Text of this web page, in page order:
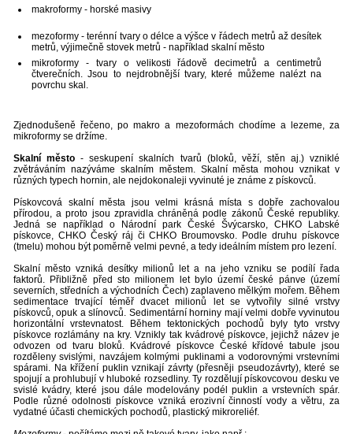
makroformy - horské masivy
mezoformy - terénní tvary o délce a výšce v řádech metrů až desítek
metrů, výjimečně stovek metrů - například skalní město
mikroformy - tvary o velikosti řádově decimetrů a centimetrů
čtverečních. Jsou to nejdrobnější tvary, které můžeme nalézt na
povrchu skal.
Zjednodušeně řečeno, po makro a mezoformách chodíme a lezeme, za
mikroformy se držíme.
Skalní město - seskupení skalních tvarů (bloků, věží, stěn aj.) vzniklé
zvětráváním nazýváme skalním městem. Skalní města mohou vznikat v
různých typech hornin, ale nejdokonaleji vyvinuté je známe z pískovců.
Pískovcová skalní města jsou velmi krásná místa s dobře zachovalou
přírodou, a proto jsou zpravidla chráněná podle zákonů České republiky.
Jedná se například o Národní park České Švýcarsko, CHKO Labské
pískovce, CHKO Český ráj či CHKO Broumovsko. Podle druhu pískovce
(tmelu) mohou být poměrně velmi pevné, a tedy ideálním místem pro lezení.
Skalní město vzniká desítky milionů let a na jeho vzniku se podílí řada
faktorů. Přibližně před sto milionem let bylo území české pánve (území
severních, středních a východních Čech) zaplaveno mělkým mořem. Během
sedimentace trvající téměř dvacet milionů let se vytvořily silné vrstvy
pískovců, opuk a slínovců. Sedimentární horniny mají velmi dobře vyvinutou
horizontální vrstevnatost. Během tektonických pochodů byly tyto vrstvy
pískovce rozlámány na kry. Vznikly tak kvádrové pískovce, jejichž název je
odvozen od tvaru bloků. Kvádrové pískovce České křídové tabule jsou
rozděleny svislými, navzájem kolmými puklinami a vodorovnými vrstevními
spárami. Na křížení puklin vznikají závrty (přesněji pseudozávrty), které se
spojují a prohlubují v hluboké rozsedliny. Ty rozdělují pískovcovou desku ve
svislé kvádry, které jsou dále modelovány podél puklin a vrstevních spár.
Podle různé odolnosti pískovce vzniká erozivní činností vody a větru, za
vydatné účasti chemických pochodů, plastický mikroreliéf.